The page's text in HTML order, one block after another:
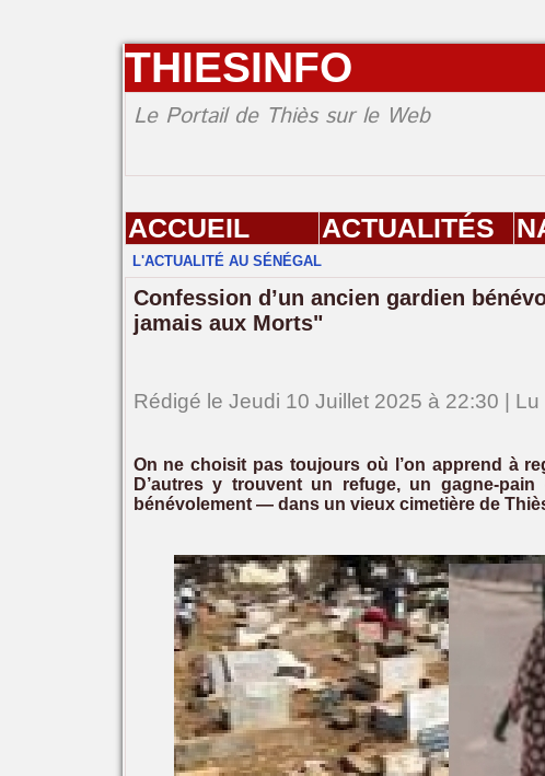
THIESINFO
Le Portail de Thiès sur le Web
ACCUEIL ACTUALITÉS
L'ACTUALITÉ AU SÉNÉGAL
Confession d’un ancien gardien
jamais aux Morts"
Rédigé le Jeudi 10 Juillet 2025 à 22:30 |
On ne choisit pas toujours où l’on apprend à
D’autres y trouvent un refuge, un gagne-
bénévolement — dans un vieux cimetière de